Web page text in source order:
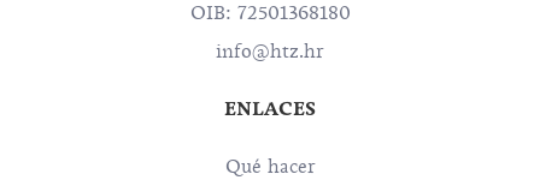
OIB: 72501368180
info@htz.hr
ENLACES
Qué hacer